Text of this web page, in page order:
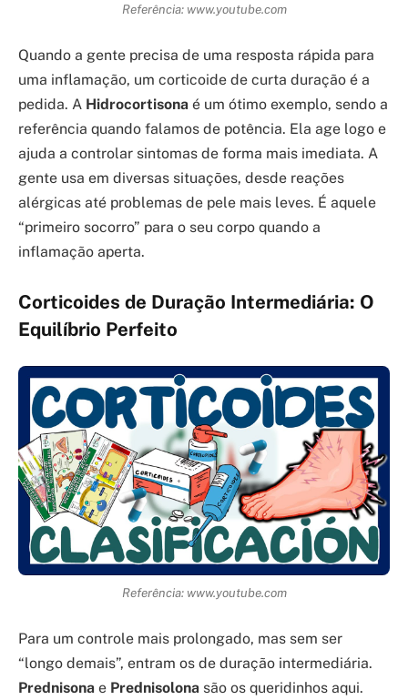
Referência: www.youtube.com
Quando a gente precisa de uma resposta rápida para
uma inflamação, um corticoide de curta duração é a
pedida. A Hidrocortisona é um ótimo exemplo, sendo a
referência quando falamos de potência. Ela age logo e
ajuda a controlar sintomas de forma mais imediata. A
gente usa em diversas situações, desde reações
alérgicas até problemas de pele mais leves. É aquele
“primeiro socorro” para o seu corpo quando a
inflamação aperta.
Corticoides de Duração Intermediária: O
Equilíbrio Perfeito
Referência: www.youtube.com
Para um controle mais prolongado, mas sem ser
“longo demais”, entram os de duração intermediária.
Prednisona e Prednisolona são os queridinhos aqui.